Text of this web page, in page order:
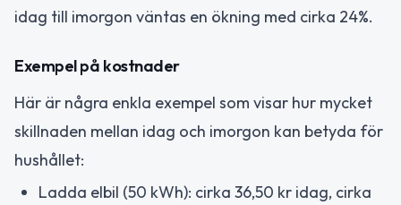
idag till imorgon väntas en ökning med cirka 24%.
Exempel på kostnader
Här är några enkla exempel som visar hur mycket
skillnaden mellan idag och imorgon kan betyda för
hushållet:
Ladda elbil (50 kWh): cirka 36,50 kr idag, cirka